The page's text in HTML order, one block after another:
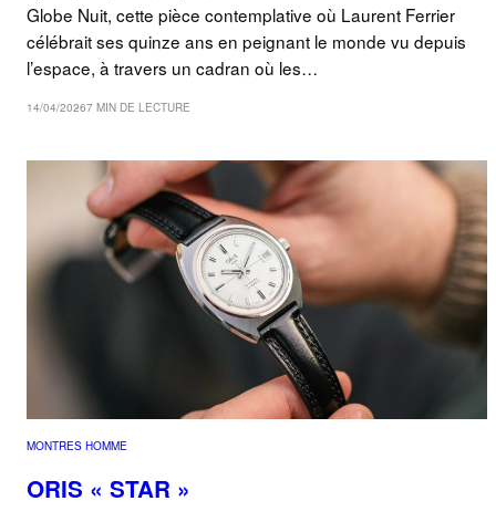
Globe Nuit, cette pièce contemplative où Laurent Ferrier
célébrait ses quinze ans en peignant le monde vu depuis
l’espace, à travers un cadran où les…
14/04/20267 MIN DE LECTURE
MONTRES HOMME
ORIS « STAR »